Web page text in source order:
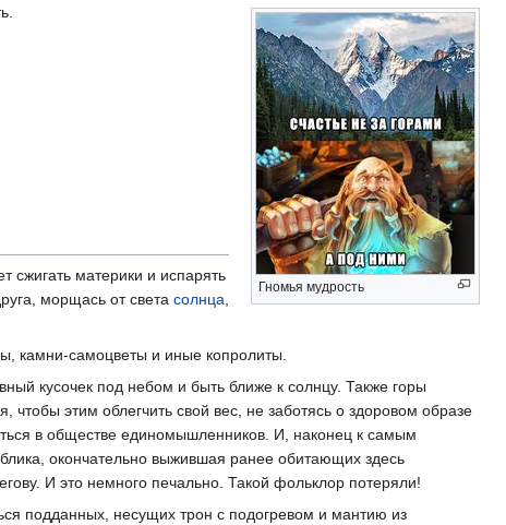
Гномья мудрость
сжигать материки и испарять
морщась от света солнца,
камни-самоцветы и иные копролиты.
кусочек под небом и быть ближе к солнцу. Также горы
этим облегчить свой вес, не заботясь о здоровом образе
в обществе единомышленников. И, наконец к самым
окончательно выжившая ранее обитающих здесь
И это немного печально. Такой фольклор потеряли!
подданных, несущих трон с подогревом и мантию из